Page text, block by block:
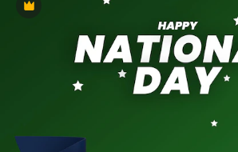
Премиум